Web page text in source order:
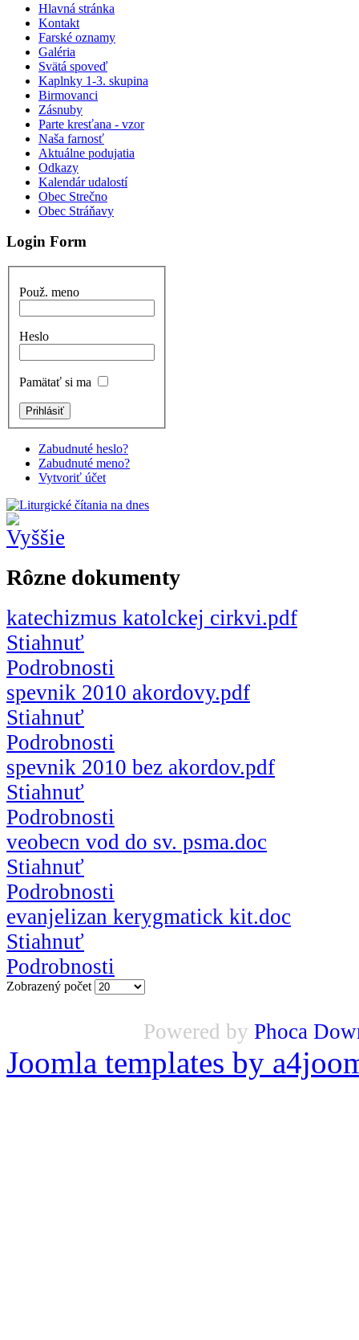
Hlavná stránka
Kontakt
Farské oznamy
Galéria
Svätá spoveď
Kaplnky 1-3. skupina
Birmovanci
Zásnuby
Parte kresťana - vzor
Naša farnosť
Aktuálne podujatia
Odkazy
Kalendár udalostí
Obec Strečno
Obec Stráňavy
Login Form
Použ. meno
Heslo
Pamätať si ma
Zabudnuté heslo?
Zabudnuté meno?
Vytvoriť účet
Rôzne dokumenty
katechizmus katolckej cirkvi.pdf
Stiahnuť
Podrobnosti
spevnik 2010 akordovy.pdf
Stiahnuť
Podrobnosti
spevnik 2010 bez akordov.pdf
Stiahnuť
Podrobnosti
veobecn vod do sv. psma.doc
Stiahnuť
Podrobnosti
evanjelizan kerygmatick kit.doc
Stiahnuť
Podrobnosti
Zobrazený počet
Powered by Phoca
Joomla templates by